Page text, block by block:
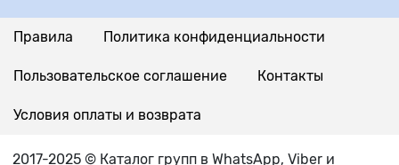
Правила Политика конфиденциальности
Пользовательское соглашение Контакты
Условия оплаты и возврата
2017-2025 © Каталог групп в WhatsApp, Viber и